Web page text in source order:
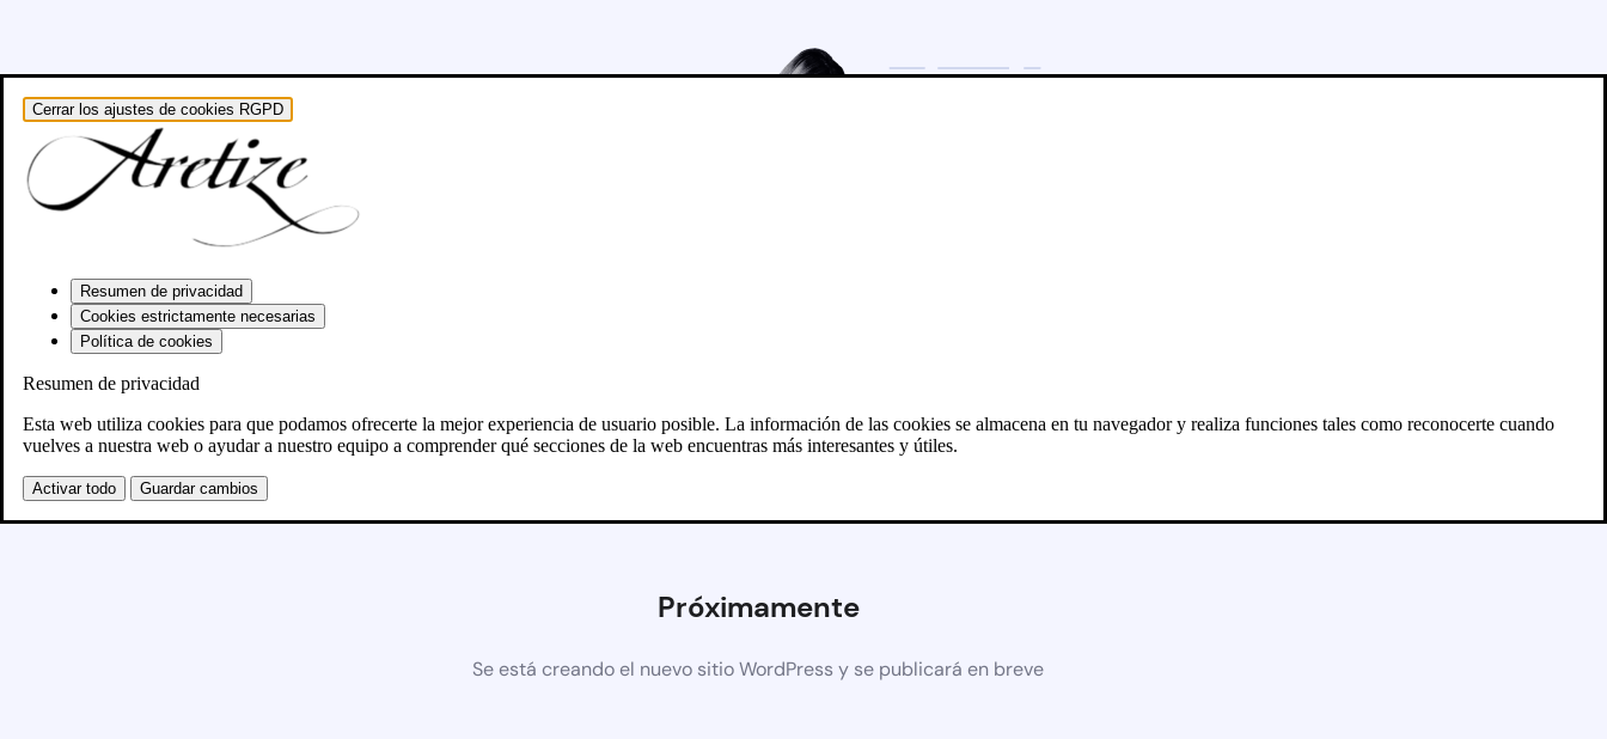
Próximamente
Se está creando el nuevo sitio WordPress y se publicará en breve
Cerrar los ajustes de cookies RGPD
Resumen de privacidad
Cookies estrictamente necesarias
Política de cookies
Resumen de privacidad
Esta web utiliza cookies para que podamos ofrecerte la mejor experiencia de usuario posible. La información de las cookies se almacena en tu navegador y realiza funciones tales como reconocerte cuando
vuelves a nuestra web o ayudar a nuestro equipo a comprender qué secciones de la web encuentras más interesantes y útiles.
Activar todo Guardar cambios